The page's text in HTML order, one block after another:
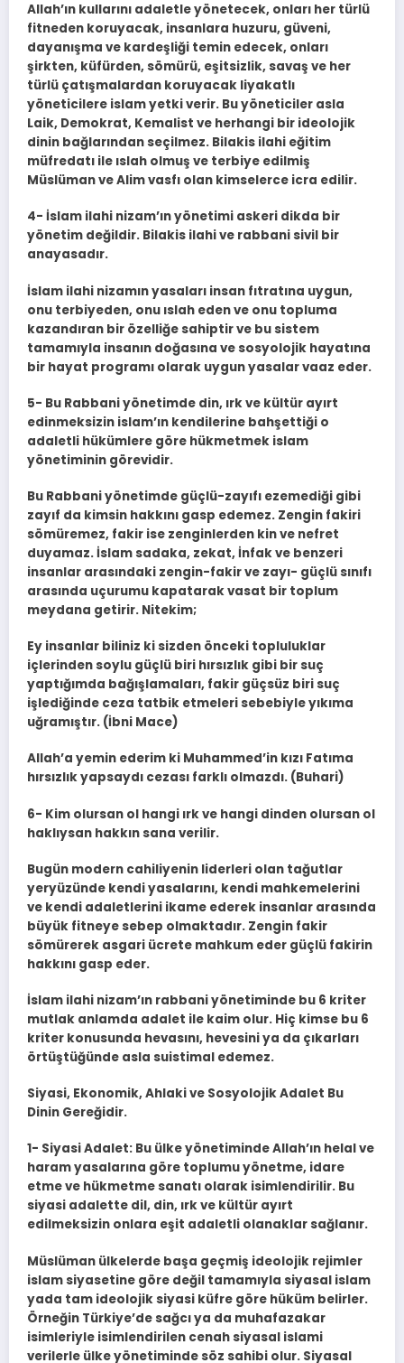
Allah’ın kullarını adaletle yönetecek, onları her türlü
fitneden koruyacak, insanlara huzuru, güveni,
dayanışma ve kardeşliği temin edecek, onları
şirkten, küfürden, sömürü, eşitsizlik, savaş ve her
türlü çatışmalardan koruyacak liyakatlı
yöneticilere islam yetki verir. Bu yöneticiler asla
Laik, Demokrat, Kemalist ve herhangi bir ideolojik
dinin bağlarından seçilmez. Bilakis ilahi eğitim
müfredatı ile ıslah olmuş ve terbiye edilmiş
Müslüman ve Alim vasfı olan kimselerce icra edilir.
4- İslam ilahi nizam’ın yönetimi askeri dikda bir
yönetim değildir. Bilakis ilahi ve rabbani sivil bir
anayasadır.
İslam ilahi nizamın yasaları insan fıtratına uygun,
onu terbiyeden, onu ıslah eden ve onu topluma
kazandıran bir özelliğe sahiptir ve bu sistem
tamamıyla insanın doğasına ve sosyolojik hayatına
bir hayat programı olarak uygun yasalar vaaz eder.
5- Bu Rabbani yönetimde din, ırk ve kültür ayırt
edinmeksizin islam’ın kendilerine bahşettiği o
adaletli hükümlere göre hükmetmek islam
yönetiminin görevidir.
Bu Rabbani yönetimde güçlü-zayıfı ezemediği gibi
zayıf da kimsin hakkını gasp edemez. Zengin fakiri
sömüremez, fakir ise zenginlerden kin ve nefret
duyamaz. İslam sadaka, zekat, İnfak ve benzeri
insanlar arasındaki zengin-fakir ve zayı- güçlü sınıfı
arasında uçurumu kapatarak vasat bir toplum
meydana getirir. Nitekim;
Ey insanlar biliniz ki sizden önceki topluluklar
içlerinden soylu güçlü biri hırsızlık gibi bir suç
yaptığımda bağışlamaları, fakir güçsüz biri suç
işlediğinde ceza tatbik etmeleri sebebiyle yıkıma
uğramıştır. (İbni Mace)
Allah’a yemin ederim ki Muhammed’in kızı Fatıma
hırsızlık yapsaydı cezası farklı olmazdı. (Buhari)
6- Kim olursan ol hangi ırk ve hangi dinden olursan ol
haklıysan hakkın sana verilir.
Bugün modern cahiliyenin liderleri olan tağutlar
yeryüzünde kendi yasalarını, kendi mahkemelerini
ve kendi adaletlerini ikame ederek insanlar arasında
büyük fitneye sebep olmaktadır. Zengin fakir
sömürerek asgari ücrete mahkum eder güçlü fakirin
hakkını gasp eder.
İslam ilahi nizam’ın rabbani yönetiminde bu 6 kriter
mutlak anlamda adalet ile kaim olur. Hiç kimse bu 6
kriter konusunda hevasını, hevesini ya da çıkarları
örtüştüğünde asla suistimal edemez.
Siyasi, Ekonomik, Ahlaki ve Sosyolojik Adalet Bu
Dinin Gereğidir.
1- Siyasi Adalet: Bu ülke yönetiminde Allah’ın helal ve
haram yasalarına göre toplumu yönetme, idare
etme ve hükmetme sanatı olarak isimlendirilir. Bu
siyasi adalette dil, din, ırk ve kültür ayırt
edilmeksizin onlara eşit adaletli olanaklar sağlanır.
Müslüman ülkelerde başa geçmiş ideolojik rejimler
islam siyasetine göre değil tamamıyla siyasal islam
yada tam ideolojik siyasi küfre göre hüküm belirler.
Örneğin Türkiye’de sağcı ya da muhafazakar
isimleriyle isimlendirilen cenah siyasal islami
verilerle ülke yönetiminde söz sahibi olur. Siyasal